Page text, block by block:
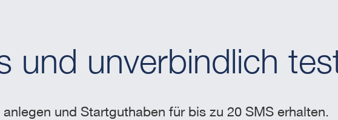
und unverbindlich
und Startguthaben für bis zu 20 SMS erhalten.